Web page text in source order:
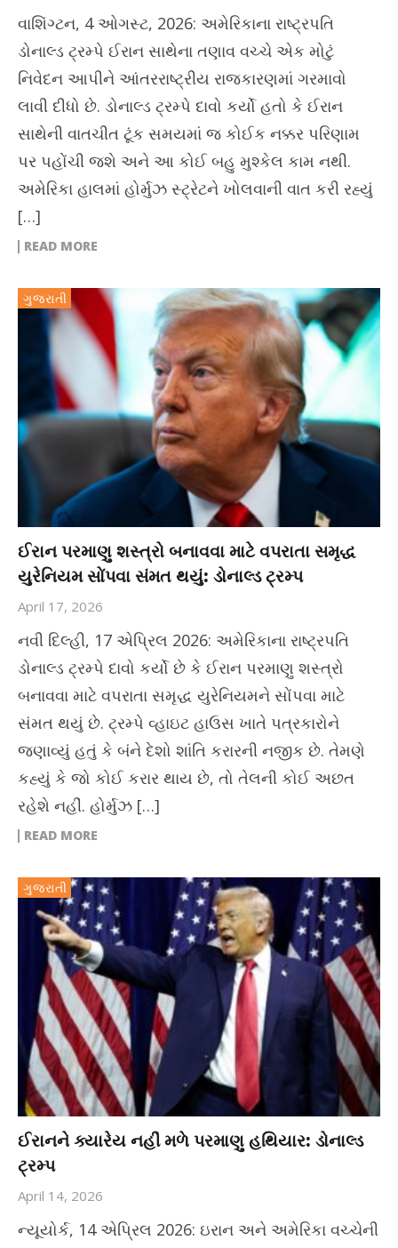
વાશિંગ્ટન, 4 ઓગસ્ટ, 2026: અમેરિકાના રાષ્ટ્રપતિ
ડોનાલ્ડ ટ્રમ્પે ઈરાન સાથેના તણાવ વચ્ચે એક મોટું
નિવેદન આપીને આંતરરાષ્ટ્રીય રાજકારણમાં ગરમાવો
લાવી દીધો છે. ડોનાલ્ડ ટ્રમ્પે દાવો કર્યો હતો કે ઈરાન
સાથેની વાતચીત ટૂંક સમયમાં જ કોઈક નક્કર પરિણામ
પર પહોંચી જશે અને આ કોઈ બહુ મુશ્કેલ કામ નથી.
અમેરિકા હાલમાં હોર્મુઝ સ્ટ્રેટને ખોલવાની વાત કરી રહ્યું
[…]
READ MORE
ગુજરાતી
ઈરાન પરમાણુ શસ્ત્રો બનાવવા માટે વપરાતા સમૃદ્ધ
યુરેનિયમ સોંપવા સંમત થયું: ડોનાલ્ડ ટ્રમ્પ
April 17, 2026
નવી દિલ્હી, 17 એપ્રિલ 2026: અમેરિકાના રાષ્ટ્રપતિ
ડોનાલ્ડ ટ્રમ્પે દાવો કર્યો છે કે ઈરાન પરમાણુ શસ્ત્રો
બનાવવા માટે વપરાતા સમૃદ્ધ યુરેનિયમને સોંપવા માટે
સંમત થયું છે. ટ્રમ્પે વ્હાઇટ હાઉસ ખાતે પત્રકારોને
જણાવ્યું હતું કે બંને દેશો શાંતિ કરારની નજીક છે. તેમણે
કહ્યું કે જો કોઈ કરાર થાય છે, તો તેલની કોઈ અછત
રહેશે નહીં. હોર્મુઝ […]
READ MORE
ગુજરાતી
ઈરાનને ક્યારેય નહીં મળે પરમાણુ હથિયાર: ડોનાલ્ડ
ટ્રમ્પ
April 14, 2026
ન્યૂયોર્ક, 14 એપ્રિલ 2026: ઇરાન અને અમેરિકા વચ્ચેની